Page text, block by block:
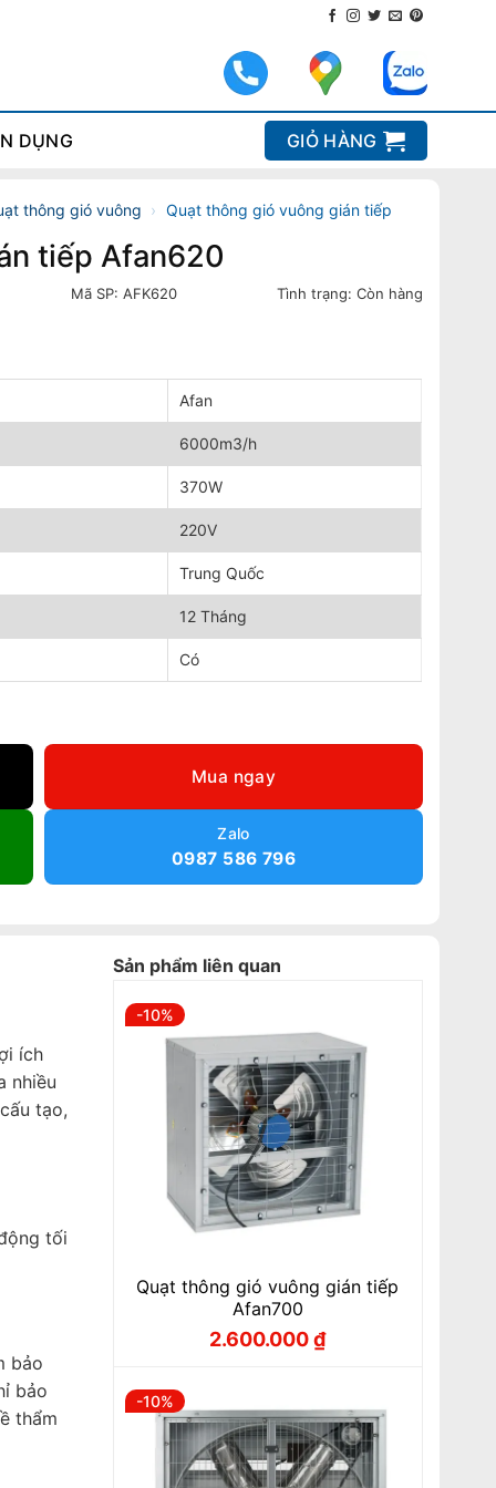
DỤNG GIỎ HÀNG
thông gió vuông › Quạt thông gió vuông gián tiếp
tiếp Afan620
Mã SP:AFK620 Tình trạng:Còn hàng
Afan
6000m3/h
370W
220V
Trung Quốc
12 Tháng
Có
Mua ngay
Zalo
0987 586 796
ích
nhiều
tạo,
tối
bảo
bảo
thẩm
Sản phẩm liên quan
-10%
Quạt thông gió vuông gián tiếp
Afan700
Giá
2.600.000₫
Giá
2.600.000 ₫.
-10%